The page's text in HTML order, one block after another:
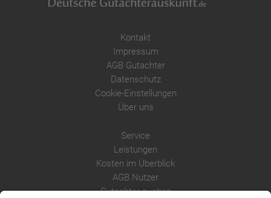
Kontakt
Impressum
AGB Gutachter
Datenschutz
Cookie-Einstellungen
Über uns
Service
Leistungen
Kosten im Überblick
AGB Nutzer
Gutachter suchen